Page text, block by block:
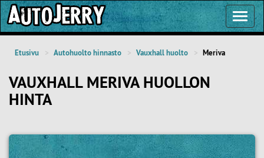
Etusivu Autohuolto hinnasto Vauxhall huolto Meriva
VAUXHALL MERIVA HUOLLON
HINTA